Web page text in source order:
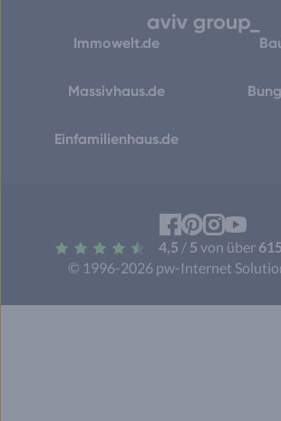
Immowelt.de
Massivhaus.de
Einfamilienhaus.de
© 1996-2026 pw-Internet
4,5 / 5 von über
Facebook
Pinterest
Instagram